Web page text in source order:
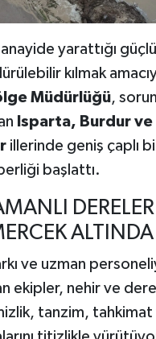
yarattığı
kılmak
Müdürlüğü,
Isparta, Burdur ve
illerinde geniş çaplı
başlattı.
ALTINDA
ve uzman
ekipler, nehir ve dere
tanzim,